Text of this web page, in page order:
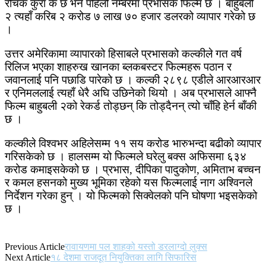
रोचक कुरा के छ भने पहिलो नम्बरमा प्रभासकै फिल्म छ । बाहुबली
२ त्यहाँ करिब २ करोड ७ लाख ७० हजार डलरको व्यापार गरेको छ
।
उत्तर अमेरिकामा व्यापारको हिसाबले प्रभासको कल्कीले गत वर्ष
रिलिज भएका शाहरुख खानका ब्लकबस्टर फिल्महरू पठान र
जवानलाई पनि पछाडि पारेको छ । कल्की २८९८ एडीले आरआरआर
र एनिमललाई त्यहाँ धेरै अघि उछिनेको थियो । अब प्रभासले आफ्नै
फिल्म बाहुबली २को रेकर्ड तोड्छन् कि तोड्दैनन् त्यो चाँहि हेर्न बाँकी
छ ।
कल्कीले विश्वभर अहिलेसम्म ११ सय करोड भारुभन्दा बढीको व्यापार
गरिसकेको छ । हालसम्म यो फिल्मले घरेलु बक्स अफिसमा ६३४
करोड कमाइसकेको छ । प्रभास, दीपिका पादुकोण, अमिताभ बच्चन
र कमल हसनको मुख्य भूमिका रहेको यस फिल्मलाई नाग अश्विनले
निर्देशन गरेका हुन् । यो फिल्मको सिक्वेलको पनि घोषणा भइसकेको
छ ।
Previous Articleरावायणमा पल शाहको यस्तो डरलाग्दो लुक्स
Next Article१८ देशमा राजदूत नियुक्तिका लागि सिफारिस